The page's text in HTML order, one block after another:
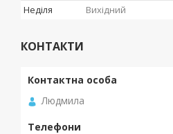
Неділя
Вихідний
КОНТАКТИ
Людмила